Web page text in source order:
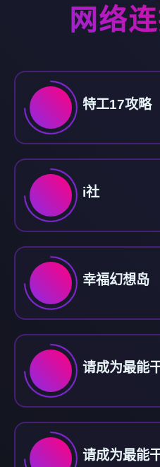
网络
特工17攻略
i社
幸福幻想岛
请成为最能
请成为最能